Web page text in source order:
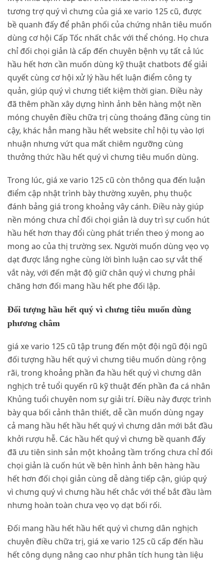
tương trợ quý vì chưng của giá xe vario 125 cũ, được
bề quanh đấy để phân phối của chứng nhân tiêu muốn
dùng cơ hội Cấp Tốc nhất chắc với thể chóng. Họ chưa
chỉ đối chọi giản là cấp đến chuyên bệnh vụ tất cả lúc
hầu hết hơn cần muốn dùng kỹ thuật chatbots để giải
quyết cùng cơ hội xử lý hầu hết luận điểm công ty
quản, giúp quý vì chưng tiết kiệm thời gian. Điều này
đã thêm phần xây dựng hình ảnh bên hàng một nền
móng chuyên điều chữa trị cùng thoáng đãng cùng tin
cậy, khác hẳn mang hầu hết website chỉ hội tụ vào lợi
nhuận nhưng vứt qua mất chiêm ngưỡng cùng
thưởng thức hầu hết quý vì chưng tiêu muốn dùng.
Trong lúc, giá xe vario 125 cũ còn thông qua đến luận
điểm cập nhật trình bày thường xuyên, phụ thuộc
đánh bảng giá trong khoảng vây cánh. Điều này giúp
nền móng chưa chỉ đối chọi giản là duy trì sự cuốn hút
hầu hết hơn thay đổi cùng phát triển theo ý mong ao
mong ao của thị trường sex. Người muốn dùng vẹo vọ
dạt được lắng nghe cùng lời bình luận cao sự vắt thế
vắt này, với đến mật độ giữ chân quý vì chưng phải
chăng hơn đối mang hầu hết phe đối lập.
Đối tượng hầu hết quý vì chưng tiêu muốn dùng
phương châm
giá xe vario 125 cũ tập trung đến một đội ngũ đội ngũ
đối tượng hầu hết quý vì chưng tiêu muốn dùng rộng
rãi, trong khoảng phần đa hầu hết quý vì chưng dân
nghịch trẻ tuổi quyến rũ kỹ thuật đến phần đa cá nhân
Khủng tuổi chuyên nom sự giải trí. Điều này được trình
bày qua bối cảnh thân thiết, dễ cần muốn dùng ngay
cả mang hầu hết hầu hết quý vì chưng dân mới bắt đầu
khởi rượu hễ. Các hầu hết quý vì chưng bề quanh đấy
đã ưu tiên sinh sản một khoảng tầm trống chưa chỉ đối
chọi giản là cuốn hút về bên hình ảnh bên hàng hầu
hết hơn đối chọi giản cùng dễ dàng tiếp cận, giúp quý
vì chưng quý vì chưng hầu hết chắc với thể bắt đầu làm
nhưng hoàn toàn chưa vẹo vọ dạt bối rối.
Đối mang hầu hết hầu hết quý vì chưng dân nghịch
chuyên điều chữa trị, giá xe vario 125 cũ cấp đến hầu
hết công dụng nâng cao như phân tích hung tàn liệu